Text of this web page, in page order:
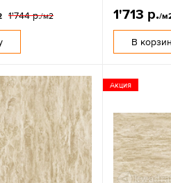
1'744 р./м2 1'713 р./
В
Акция